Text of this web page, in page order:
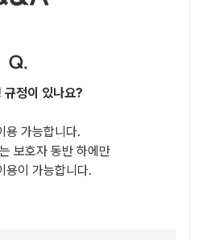
규정이 있나요?
용 가능합니다.
보호자 동반 하에만
용이 가능합니다.